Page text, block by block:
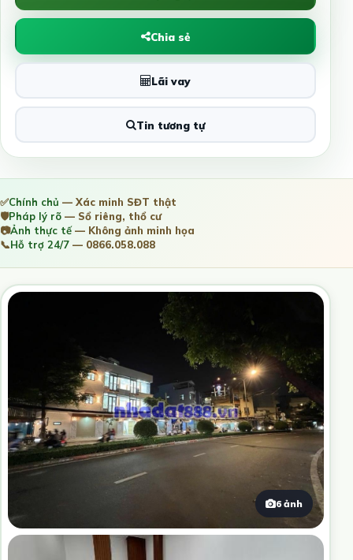
Chia sẻ
Lãi vay
Tin tương tự
✅Chính chủ — Xác minh SĐT thật
🛡️Pháp lý rõ — Sổ riêng, thổ cư
📷Ảnh thực tế— Không ảnh minh họa
📞Hỗ trợ 24/7 — 0866.058.088
6 ảnh